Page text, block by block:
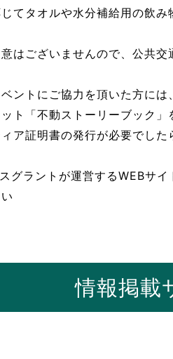
てタオルや水分補給用の飲
はございませんので、公共交
ントにご協力を頂いた方に
ト「不動ストーリーブック
ア証明書の発行が必要でした
グラントが運営するWEBサイ
情報掲載